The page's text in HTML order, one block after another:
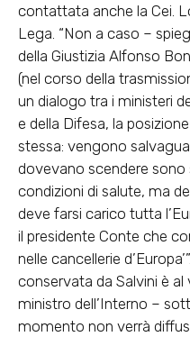
contattata anche la Cei.
Lega. “Non a caso –
della Giustizia Alfonso
(nel corso della
un dialogo tra i ministeri
e della Difesa, la
stessa: vengono
dovevano scendere
condizioni di salute, ma
deve farsi carico tutta
il presidente Conte che
nelle cancellerie
conservata da Salvini è al
ministro dell’Interno –
momento non verrà